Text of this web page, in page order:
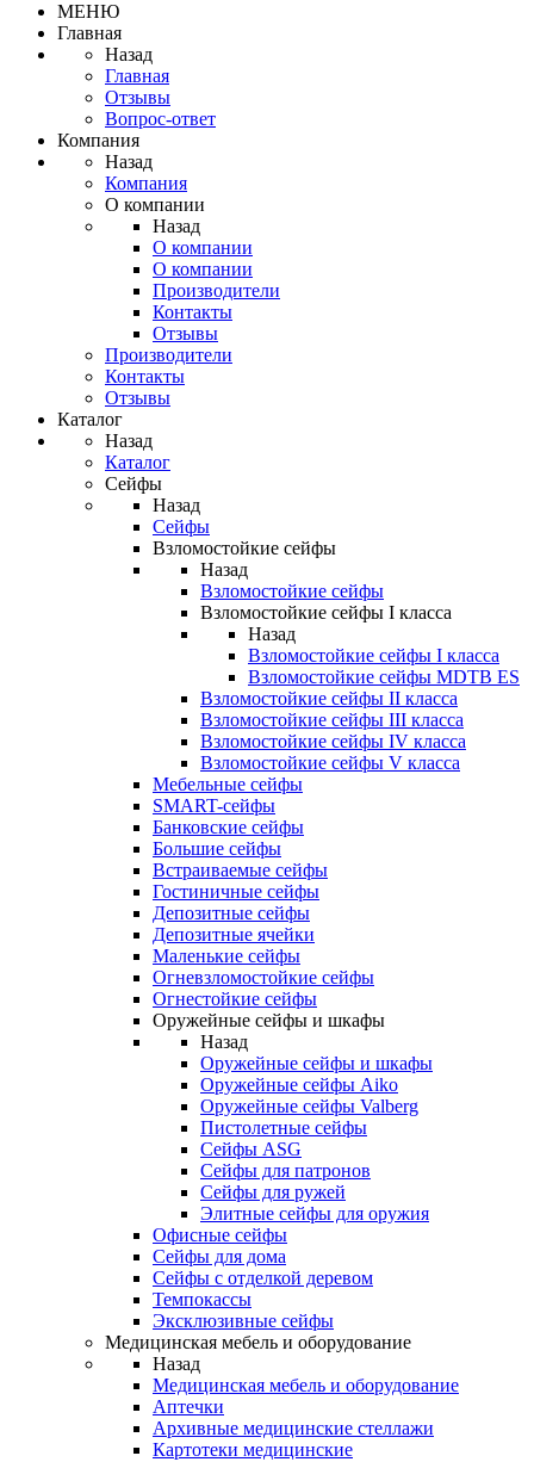
МЕНЮ
Главная
Назад
Главная
Отзывы
Вопрос-ответ
Компания
Назад
Компания
О компании
Назад
О компании
О компании
Производители
Контакты
Отзывы
Производители
Контакты
Отзывы
Каталог
Назад
Каталог
Сейфы
Назад
Сейфы
Взломостойкие сейфы
Назад
Взломостойкие сейфы
Взломостойкие сейфы I класса
Назад
Взломостойкие сейфы I класса
Взломостойкие сейфы MDTB ES
Взломостойкие сейфы II класса
Взломостойкие сейфы III класса
Взломостойкие сейфы IV класса
Взломостойкие сейфы V класса
Мебельные сейфы
SMART-сейфы
Банковские сейфы
Большие сейфы
Встраиваемые сейфы
Гостиничные сейфы
Депозитные сейфы
Депозитные ячейки
Маленькие сейфы
Огневзломостойкие сейфы
Огнестойкие сейфы
Оружейные сейфы и шкафы
Назад
Оружейные сейфы и шкафы
Оружейные сейфы Aiko
Оружейные сейфы Valberg
Пистолетные сейфы
Сейфы ASG
Сейфы для патронов
Сейфы для ружей
Элитные сейфы для оружия
Офисные сейфы
Сейфы для дома
Сейфы с отделкой деревом
Темпокассы
Эксклюзивные сейфы
Медицинская мебель и оборудование
Назад
Медицинская мебель и оборудование
Аптечки
Архивные медицинские стеллажи
Картотеки медицинские